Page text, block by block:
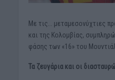
Με τις… μεταμεσονύχτιες
και της Κολομβίας,
φάσης των «16» του
Τα ζευγάρια και οι